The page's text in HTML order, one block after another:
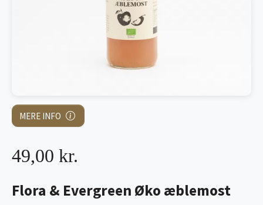
MERE INFO
Flora & Evergreen Øko æblemost
49,00 kr.